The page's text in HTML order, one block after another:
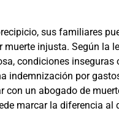
sus familiares
injusta. Según la
condiciones inseguras
indemnización por
con un abogado de
marcar la diferencia al